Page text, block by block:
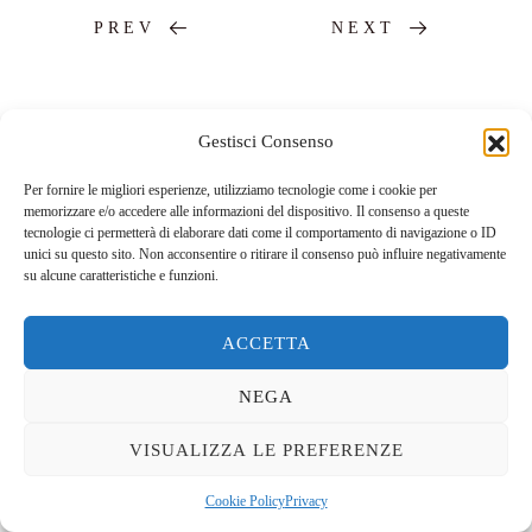
Gestisci Consenso
Per fornire le migliori esperienze, utilizziamo tecnologie come i cookie per
memorizzare e/o accedere alle informazioni del dispositivo. Il consenso a queste
tecnologie ci permetterà di elaborare dati come il comportamento di navigazione o ID
unici su questo sito. Non acconsentire o ritirare il consenso può influire negativamente
su alcune caratteristiche e funzioni.
ACCETTA
NEGA
VISUALIZZA LE PREFERENZE
Cookie PolicyPrivacy
PREV NEXT
Crediti fotografici: T. Bertacci, M. Lombardo, A. Samaritani, P. Casadei, P.